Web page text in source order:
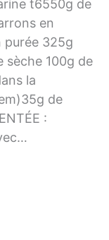
t6550g de
en
purée 325g
sèche 100g de
la
de
: